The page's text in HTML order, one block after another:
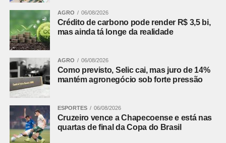
encontrado morto em Curitiba
Desafios do maior bairro de Curitiba
Apesar da relevância econômica e social, a CIC enfrenta
desafios típicos de grandes centros urbanos. O bairro
aparece em segundo lugar no ranking de crimes contra o
patrimônio em 2025, com 2.545 ocorrências registradas
apenas no primeiro semestre, ficando atrás apenas do
Centro.
Além da questão da segurança, o trânsito intenso e as
AGRO 06/08/2026
Crédito de carbono pode render R$ 3,5 bi,
mas ainda tá longe da realidade
AGRO 06/08/2026
Como previsto, Selic cai, mas juro de 14%
mantém agronegócio sob forte pressão
ESPORTES 06/08/2026
Cruzeiro vence a Chapecoense e está nas
quartas de final da Copa do Brasil